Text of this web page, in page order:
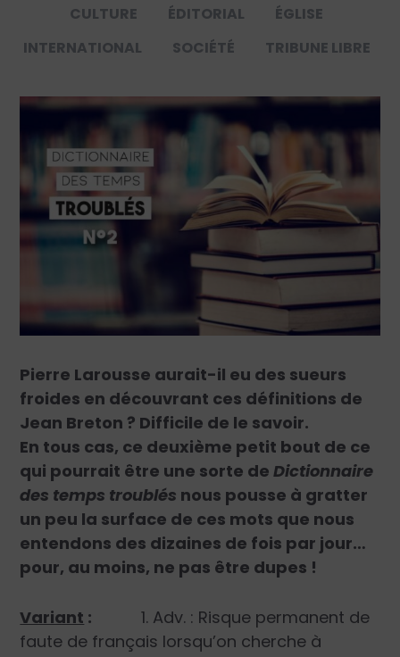
CULTURE
ÉDITORIAL
ÉGLISE
INTERNATIONAL
SOCIÉTÉ TRIBUNE LIBRE
Pierre Larousse aurait-il eu des sueurs
froides en découvrant ces définitions de
Jean Breton ? Difficile de le savoir.
En tous cas, ce deuxième petit bout de ce
qui pourrait être une sorte deDictionnaire
des temps troublés nous pousse à gratter
un peu la surface de ces mots que nous
entendons des dizaines de fois par jour…
pour, au moins, ne pas être dupes !
Variant : 1. Adv. : Risque permanent de
faute de français lorsqu’on cherche à